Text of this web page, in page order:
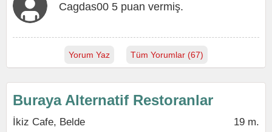
Cagdas00 5 puan vermiş.
Yorum Yaz Tüm Yorumlar (67)
Buraya Alternatif Restoranlar
İkiz Cafe, Belde 19 m.